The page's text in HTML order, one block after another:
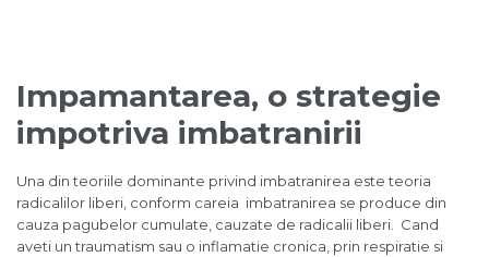
Impamantarea, o strategie
impotriva imbatranirii
Una din teoriile dominante privind imbatranirea este teoria
radicalilor liberi, conform careia imbatranirea se produce din
cauza pagubelor cumulate, cauzate de radicalii liberi. Cand
aveti un traumatism sau o inflamatie cronica, prin respiratie si